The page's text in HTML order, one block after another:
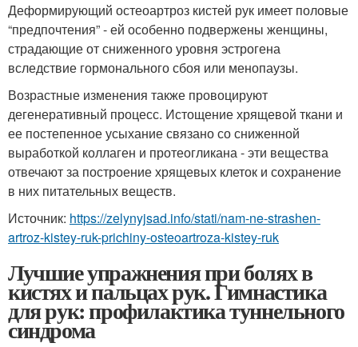
Деформирующий остеоартроз кистей рук имеет половые
“предпочтения” - ей особенно подвержены женщины,
страдающие от сниженного уровня эстрогена
вследствие гормонального сбоя или менопаузы.
Возрастные изменения также провоцируют
дегенеративный процесс. Истощение хрящевой ткани и
ее постепенное усыхание связано со сниженной
выработкой коллаген и протеогликана - эти вещества
отвечают за построение хрящевых клеток и сохранение
в них питательных веществ.
Источник: https://zelynyjsad.info/stati/nam-ne-strashen-
artroz-kistey-ruk-prichiny-osteoartroza-kistey-ruk
Лучшие упражнения при болях в
кистях и пальцах рук. Гимнастика
для рук: профилактика туннельного
синдрома